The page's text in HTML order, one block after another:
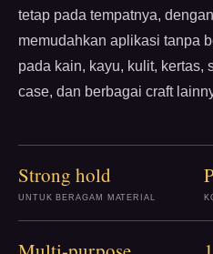
tetap pada tempatnya,
memudahkan aplikasi tanpa
pada kain, kayu, kulit, kertas,
case, dan berbagai craft
Strong hold
UNTUK BERAGAM MATERIAL